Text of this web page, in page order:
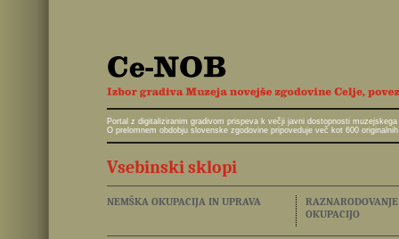
Portal z digitaliziranim gradivom prispeva k večji javni dostopnosti
O prelomnem obdobju slovenske zgodovine pripoveduje več kot 600
Vsebinski sklopi
NEMŠKA OKUPACIJA IN UPRAVA
OKUPACIJO